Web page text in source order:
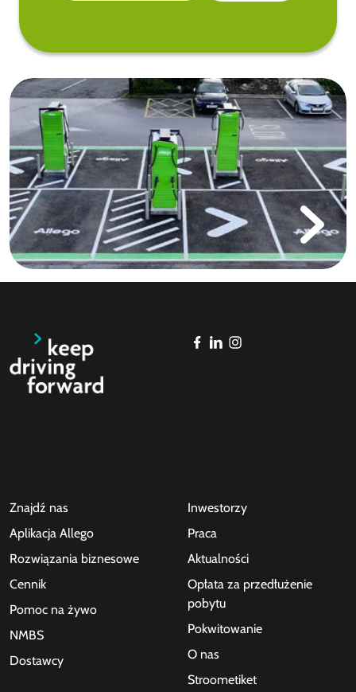
Znajdź nas
Aplikacja Allego
Rozwiązania biznesowe
Cennik
Pomoc na żywo
NMBS
Dostawcy
Inwestorzy
Praca
Aktualności
Opłata za przedłużenie
pobytu
Pokwitowanie
O nas
Stroometiket